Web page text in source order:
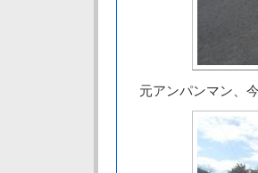
元アンパンマン、